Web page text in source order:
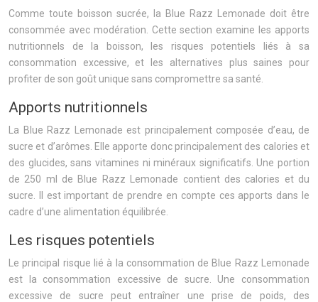
Comme toute boisson sucrée, la Blue Razz Lemonade doit être
consommée avec modération. Cette section examine les apports
nutritionnels de la boisson, les risques potentiels liés à sa
consommation excessive, et les alternatives plus saines pour
profiter de son goût unique sans compromettre sa santé.
Apports nutritionnels
La Blue Razz Lemonade est principalement composée d’eau, de
sucre et d’arômes. Elle apporte donc principalement des calories et
des glucides, sans vitamines ni minéraux significatifs. Une portion
de 250 ml de Blue Razz Lemonade contient des calories et du
sucre. Il est important de prendre en compte ces apports dans le
cadre d’une alimentation équilibrée.
Les risques potentiels
Le principal risque lié à la consommation de Blue Razz Lemonade
est la consommation excessive de sucre. Une consommation
excessive de sucre peut entraîner une prise de poids, des